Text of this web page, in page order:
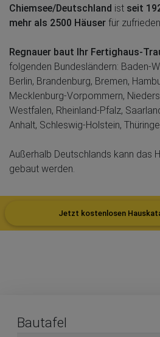
Chiemsee/Deutschland ist seit
mehr als 2500 Häuser für
Regnauer baut Ihr Fertighaus-
folgenden Bundesländern: Baden-
Berlin, Brandenburg, Bremen,
Mecklenburg-Vorpommern,
Westfalen, Rheinland-Pfalz,
Anhalt, Schleswig-Holstein,
Außerhalb Deutschlands kann das
gebaut werden.
Jetzt kostenlosen
Bautafel